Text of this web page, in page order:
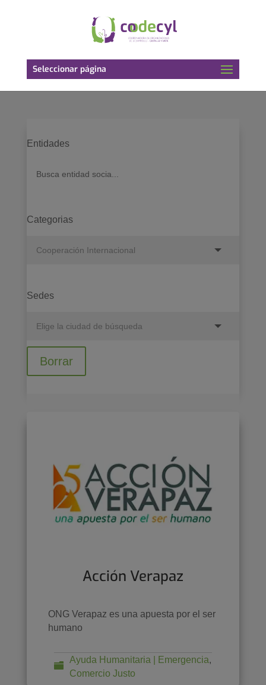
Seleccionar página
Entidades
Categorias
Sedes
Borrar
Acción Verapaz
ONG Verapaz es una apuesta por el ser
humano
Ayuda Humanitaria | Emergencia,
Comercio Justo